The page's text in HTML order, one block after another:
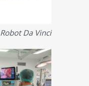
Robot Da Vinci